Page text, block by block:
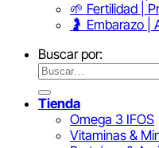
🌱 Fertilidad |
🤰 Embarazo |
Buscar por:
Tienda
Omega 3 IFOS
Vitaminas &